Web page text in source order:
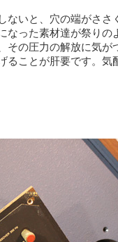
ないと、穴の端がささ
なった素材達が祭りの
その圧力の解放に気が
ることが肝要です。気